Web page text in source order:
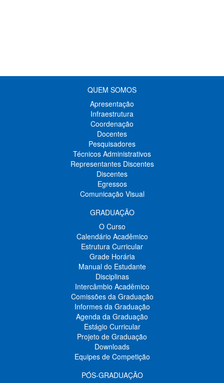
QUEM SOMOS
Apresentação
Infraestrutura
Coordenação
Docentes
Pesquisadores
Técnicos Administrativos
Representantes Discentes
Discentes
Egressos
Comunicação Visual
GRADUAÇÃO
O Curso
Calendário Acadêmico
Estrutura Curricular
Grade Horária
Manual do Estudante
Disciplinas
Intercâmbio Acadêmico
Comissões da Graduação
Informes da Graduação
Agenda da Graduação
Estágio Curricular
Projeto de Graduação
Downloads
Equipes de Competição
PÓS-GRADUAÇÃO